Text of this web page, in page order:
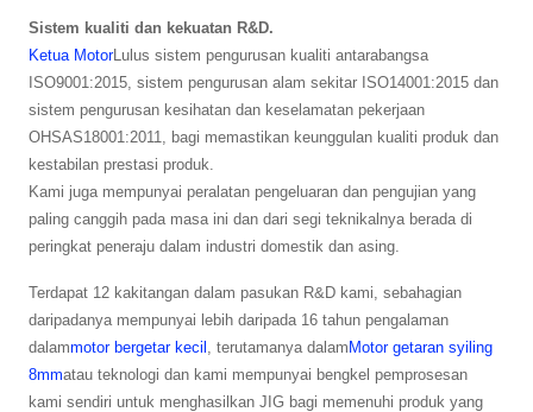
Sistem kualiti dan kekuatan R&D.
Ketua MotorLulus sistem pengurusan kualiti antarabangsa
ISO9001:2015, sistem pengurusan alam sekitar ISO14001:2015 dan
sistem pengurusan kesihatan dan keselamatan pekerjaan
OHSAS18001:2011, bagi memastikan keunggulan kualiti produk dan
kestabilan prestasi produk.
Kami juga mempunyai peralatan pengeluaran dan pengujian yang
paling canggih pada masa ini dan dari segi teknikalnya berada di
peringkat peneraju dalam industri domestik dan asing.
Terdapat 12 kakitangan dalam pasukan R&D kami, sebahagian
daripadanya mempunyai lebih daripada 16 tahun pengalaman
dalammotor bergetar kecil , terutamanya dalamMotor getaran syiling
8mmatau teknologi dan kami mempunyai bengkel pemprosesan
kami sendiri untuk menghasilkan JIG bagi memenuhi produk yang